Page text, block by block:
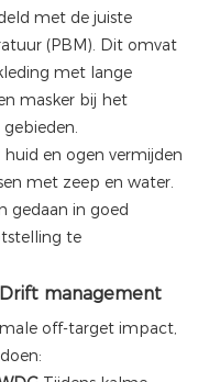
met de juiste
(PBM). Dit omvat
met lange
masker bij het
en ogen vermijden
met zeep en water.
gedaan in goed
te
management
off-target impact,